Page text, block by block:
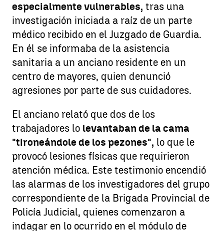
especialmente vulnerables, tras una
investigación iniciada a raíz de un parte
médico recibido en el Juzgado de Guardia.
En él se informaba de la asistencia
sanitaria a un anciano residente en un
centro de mayores, quien denunció
agresiones por parte de sus cuidadores.
El anciano relató que dos de los
trabajadores lo levantaban de la cama
"tironeándole de los pezones", lo que le
provocó lesiones físicas que requirieron
atención médica. Este testimonio encendió
las alarmas de los investigadores del grupo
correspondiente de la Brigada Provincial de
Policía Judicial, quienes comenzaron a
indagar en lo ocurrido en el módulo de